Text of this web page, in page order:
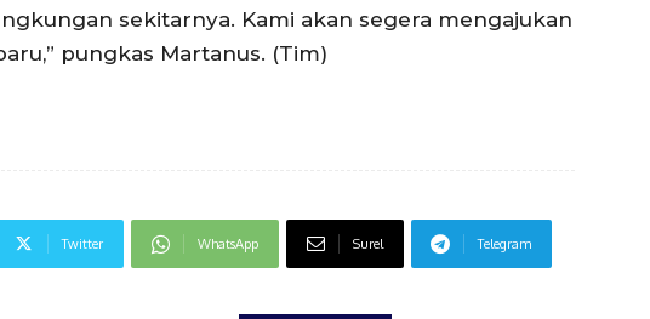
sekitarnya. Kami akan segera mengajukan
pungkas Martanus. (Tim)
Twitter WhatsApp Surel Telegram